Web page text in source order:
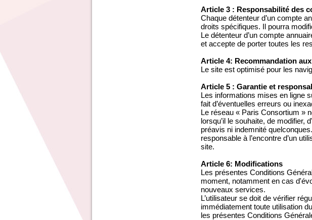
Article 3 : Responsabilité des
Chaque détenteur d’un compte
droits spécifiques. Il pourra
Le détenteur d’un compte
et accepte de porter toutes les
Article 4: Recommandation
Le site est optimisé pour les
Article 5 : Garantie et
Les informations mises en ligne
fait d’éventuelles erreurs ou
Le réseau « Paris Consortium »
lorsqu’il le souhaite, de modifier,
préavis ni indemnité
responsable à l’encontre d’un
site.
Article 6: Modifications
Les présentes Conditions
moment, notamment en cas
nouveaux services.
L’utilisateur se doit de vérifier
immédiatement toute utilisation
les présentes Conditions